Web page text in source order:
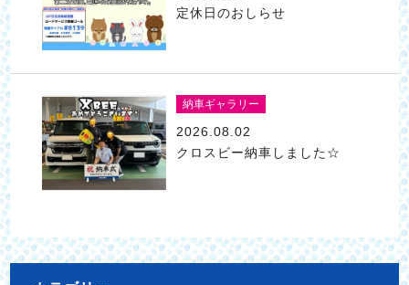
定休日のおしらせ
納車ギャラリー
2026.08.02
クロスビー納車しました☆